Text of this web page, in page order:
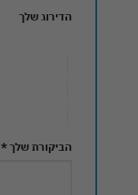
הדירוג שלך
הביקורת שלך*